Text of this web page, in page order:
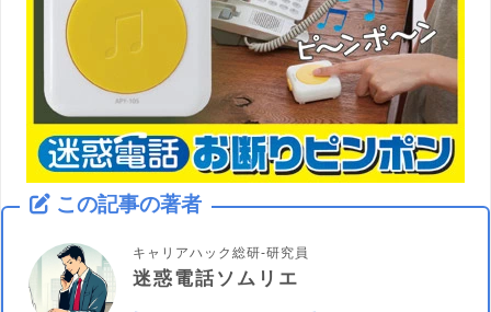
この記事の著者
キャリアハック総研-研究員
迷惑電話ソムリエ